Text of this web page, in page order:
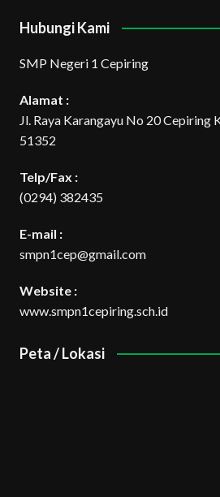
Hubungi Kami
SMP Negeri 1 Cepiring
Alamat :
Jl. Raya Karangayu No 20 Cepiring
51352
Telp/Fax :
(0294) 382435
E-mail :
smpn1cep@gmail.com
Website :
www.smpn1cepiring.sch.id
Peta / Lokasi